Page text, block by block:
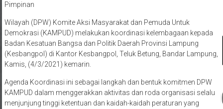
Pimpinan
Wilayah (DPW) Komite Aksi Masyarakat dan Pemuda Untuk
Demokrasi (KAMPUD) melakukan koordinasi kelembagaan kepada
Badan Kesatuan Bangsa dan Politik Daerah Provinsi Lampung
(Kesbangpol) di Kantor Kesbangpol, Teluk Betung, Bandar Lampung,
Kamis, (4/3/2021) kemarin.
Agenda Koordinasi ini sebagai langkah dan bentuk komitmen DPW
KAMPUD dalam menggerakkan aktivitas dan roda organisasi selalu
menjunjung tinggi ketentuan dan kaidah-kaidah peraturan yang